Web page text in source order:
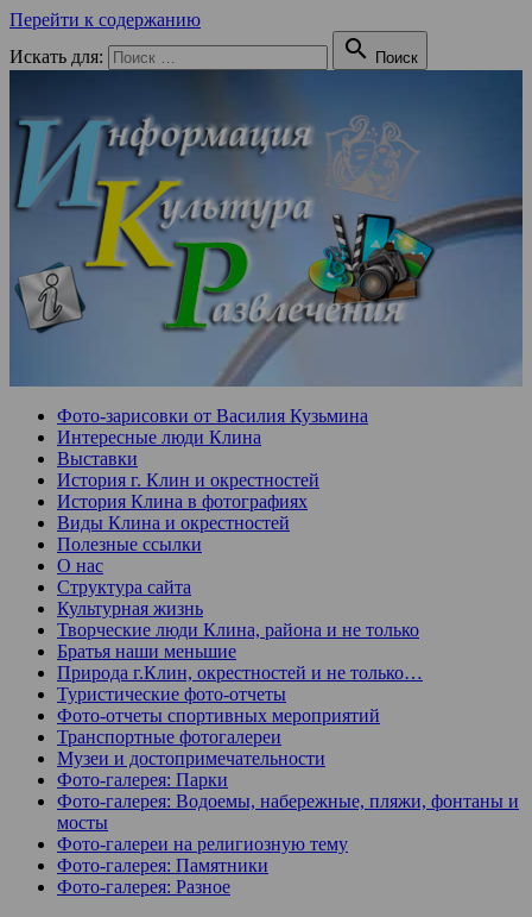
Перейти к содержанию
Искать для:
 Поиск
Фото-зарисовки от Василия Кузьмина
Интересные люди Клина
Выставки
История г. Клин и окрестностей
История Клина в фотографиях
Виды Клина и окрестностей
Полезные ссылки
О нас
Структура сайта
Культурная жизнь
Творческие люди Клина, района и не только
Братья наши меньшие
Природа г.Клин, окрестностей и не только…
Туристические фото-отчеты
Фото-отчеты спортивных мероприятий
Транспортные фотогалереи
Музеи и достопримечательности
Фото-галерея: Парки
Фото-галерея: Водоемы, набережные, пляжи, фонтаны и
мосты
Фото-галереи на религиозную тему
Фото-галерея: Памятники
Фото-галерея: Разное